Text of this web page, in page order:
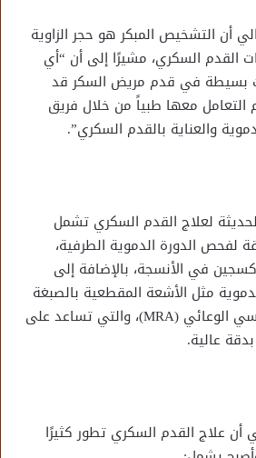
أن التشخيص المبكر هو حجر الزاوية
القدم السكري، مشيرًا إلى أن “أي
بسيطة في قدم مريض السكر قد
التعامل معها طبياً من خلال فريق
والعناية بالقدم السكري”.
لعلاج القدم السكري تشمل
لفحص الدورة الدموية الطرفية،
في الأنسجة، بالإضافة إلى
مثل الأشعة المقطعية بالصبغة
(CTA) والرنين المغناطيسي الوعائي (MRA)، والتي تساعد على
عالية.
أن علاج القدم السكري تطور كثيرًا